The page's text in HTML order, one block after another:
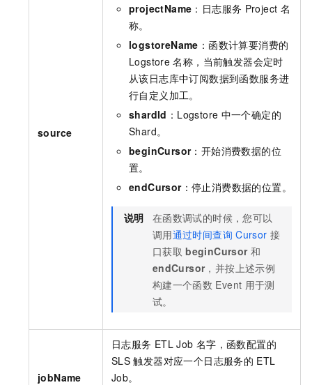
source
projectName ：日志服务 Project 名
称。
logstoreName ：函数计算要消费的
Logstore 名称，当前触发器会定时
从该日志库中订阅数据到函数服务进
行自定义加工。
shardId ：Logstore 中一个确定的
Shard。
beginCursor：开始消费数据的位
置。
endCursor：停止消费数据的位置。
说明
在函数调试的时候，您可以
调用通过时间查询 Cursor 接
口获取 beginCursor 和
endCursor，并按上述示例
构建一个函数 Event 用于测
试。
jobName
日志服务 ETL Job 名字，函数配置的
SLS 触发器对应一个日志服务的 ETL
Job。